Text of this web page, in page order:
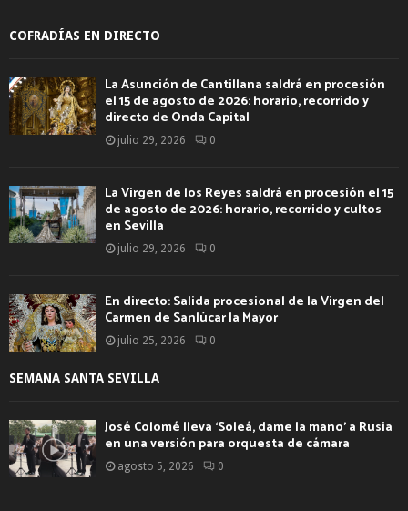
COFRADÍAS EN DIRECTO
La Asunción de Cantillana saldrá en procesión
el 15 de agosto de 2026: horario, recorrido y
directo de Onda Capital
julio 29, 2026 0
La Virgen de los Reyes saldrá en procesión el 15
de agosto de 2026: horario, recorrido y cultos
en Sevilla
julio 29, 2026 0
En directo: Salida procesional de la Virgen del
Carmen de Sanlúcar la Mayor
julio 25, 2026 0
SEMANA SANTA SEVILLA
José Colomé lleva ‘Soleá, dame la mano’ a Rusia
en una versión para orquesta de cámara
agosto 5, 2026 0